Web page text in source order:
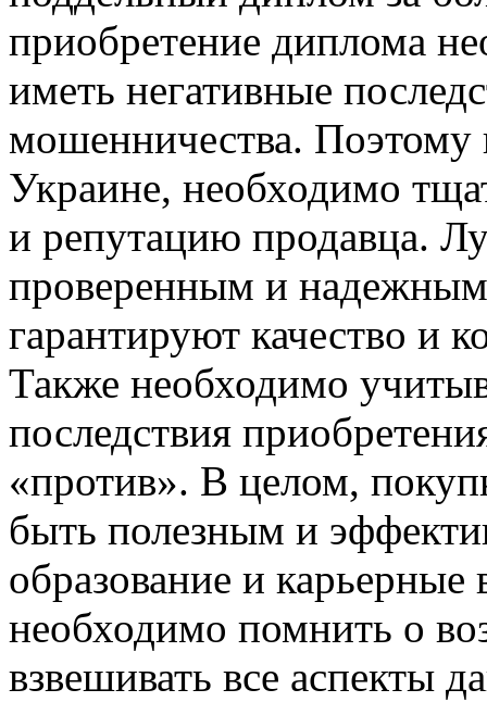
приобретение диплома
иметь негативные
мошенничества. Поэтому
Украине, необходимо
и репутацию продавца.
проверенным и
гарантируют качество и
Также необходимо
последствия
«против». В целом,
быть полезным и
образование и
необходимо помнить о
взвешивать все аспекты